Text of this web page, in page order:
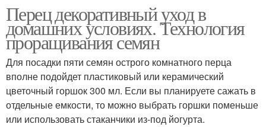
Перец декоративный уход в
домашних условиях. Технология
проращивания семян
Для посадки пяти семян острого комнатного перца
вполне подойдет пластиковый или керамический
цветочный горшок 300 мл. Если вы планируете сажать в
отдельные емкости, то можно выбрать горшки поменьше
или использовать стаканчики из-под йогурта.